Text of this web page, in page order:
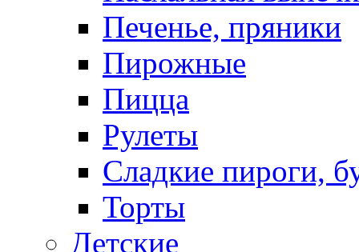
Печенье, пряники
Пирожные
Пицца
Рулеты
Сладкие пироги,
Торты
Детские